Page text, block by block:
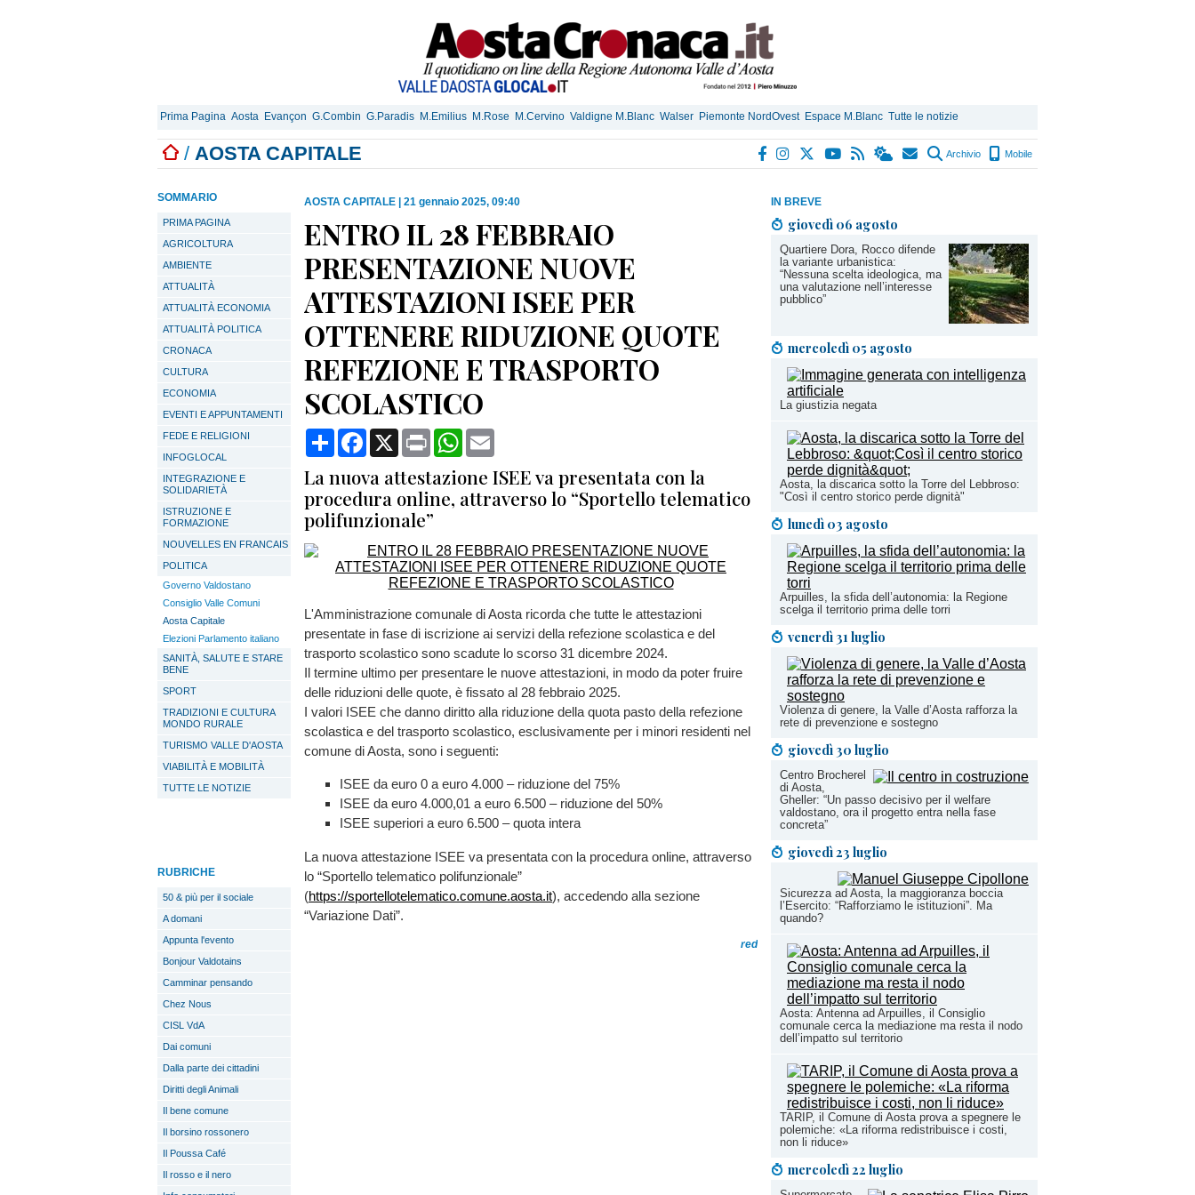
Prima Pagina Aosta Evançon G.Combin G.Paradis M.Emilius M.Rose M.Cervino Valdigne M.Blanc Walser Piemonte NordOvest Espace M.Blanc Tutte le notizie
/ AOSTA CAPITALE Archivio Mobile
IN BREVE
giovedì 06 agosto
Quartiere Dora, Rocco difende
la variante urbanistica:
“Nessuna scelta ideologica, ma
una valutazione nell’interesse
pubblico”
mercoledì 05 agosto
La giustizia negata
Aosta, la discarica sotto la Torre del Lebbroso:
"Così il centro storico perde dignità"
lunedì 03 agosto
Arpuilles, la sfida dell’autonomia: la Regione
scelga il territorio prima delle torri
venerdì 31 luglio
Violenza di genere, la Valle d’Aosta rafforza la
rete di prevenzione e sostegno
giovedì 30 luglio
Centro Brocherel
di Aosta,
Gheller: “Un passo decisivo per il welfare
valdostano, ora il progetto entra nella fase
concreta”
giovedì 23 luglio
Sicurezza ad Aosta, la maggioranza boccia
l’Esercito: “Rafforziamo le istituzioni”. Ma
quando?
Aosta: Antenna ad Arpuilles, il Consiglio
comunale cerca la mediazione ma resta il nodo
dell’impatto sul territorio
TARIP, il Comune di Aosta prova a spegnere le
polemiche: «La riforma redistribuisce i costi,
non li riduce»
mercoledì 22 luglio
SOMMARIO
PRIMA PAGINA
AGRICOLTURA
AMBIENTE
ATTUALITÀ
ATTUALITÀ ECONOMIA
ATTUALITÀ POLITICA
CRONACA
CULTURA
ECONOMIA
EVENTI E APPUNTAMENTI
FEDE E RELIGIONI
INFOGLOCAL
INTEGRAZIONE E
SOLIDARIETÀ
ISTRUZIONE E
FORMAZIONE
NOUVELLES EN FRANCAIS
POLITICA
Governo Valdostano
Consiglio Valle Comuni
Aosta Capitale
Elezioni Parlamento italiano
SANITÀ, SALUTE E STARE
BENE
SPORT
TRADIZIONI E CULTURA
MONDO RURALE
TURISMO VALLE D'AOSTA
VIABILITÀ E MOBILITÀ
TUTTE LE NOTIZIE
RUBRICHE
50 & più per il sociale
A domani
Appunta l'evento
Bonjour Valdotains
Camminar pensando
Chez Nous
CISL VdA
Dai comuni
Dalla parte dei cittadini
Diritti degli Animali
Il bene comune
Il borsino rossonero
Il Poussa Café
Il rosso e il nero
AOSTA CAPITALE 21 gennaio 2025, 09:40
ENTRO IL 28 FEBBRAIO
PRESENTAZIONE NUOVE
ATTESTAZIONI ISEE PER
OTTENERE RIDUZIONE QUOTE
REFEZIONE E TRASPORTO
SCOLASTICO
CondividiFacebook
X Print WhatsApp
La nuova attestazione ISEE va presentata con la
procedura online, attraverso lo “Sportello telematico
polifunzionale”
L'Amministrazione comunale di Aosta ricorda che tutte le attestazioni
presentate in fase di iscrizione ai servizi della refezione scolastica e del
trasporto scolastico sono scadute lo scorso 31 dicembre 2024.
Il termine ultimo per presentare le nuove attestazioni, in modo da poter fruire
delle riduzioni delle quote, è fissato al 28 febbraio 2025.
I valori ISEE che danno diritto alla riduzione della quota pasto della refezione
scolastica e del trasporto scolastico, esclusivamente per i minori residenti nel
comune di Aosta, sono i seguenti:
ISEE da euro 0 a euro 4.000 – riduzione del 75%
ISEE da euro 4.000,01 a euro 6.500 – riduzione del 50%
ISEE superiori a euro 6.500 – quota intera
La nuova attestazione ISEE va presentata con la procedura online, attraverso
lo “Sportello telematico polifunzionale”
(https://sportellotelematico.comune.aosta.it), accedendo alla sezione
“Variazione Dati”.
red